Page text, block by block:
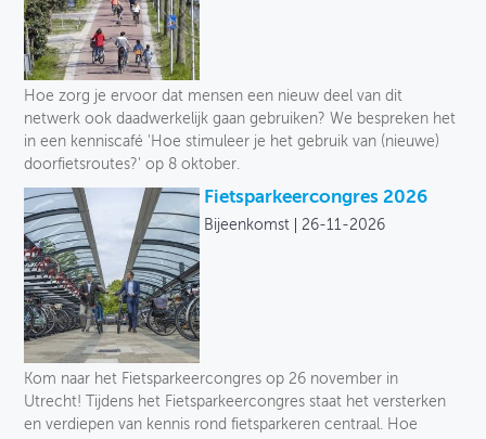
Hoe zorg je ervoor dat mensen een nieuw deel van dit
netwerk ook daadwerkelijk gaan gebruiken? We bespreken het
in een kenniscafé 'Hoe stimuleer je het gebruik van (nieuwe)
doorfietsroutes?' op 8 oktober.
Fietsparkeercongres 2026
Bijeenkomst 26-11-2026
Kom naar het Fietsparkeercongres op 26 november in
Utrecht! Tijdens het Fietsparkeercongres staat het versterken
en verdiepen van kennis rond fietsparkeren centraal. Hoe